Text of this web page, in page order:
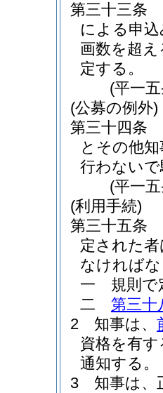
第三十三条
による申
画数を超
定する。
(平一
(公募の例外)
第三十四条
とその他
行わない
(平一
(利用手続)
第三十五条
定された
なければ
一
規則で
二
第三十
2
知事は、
資格を有
通知する。
3
知事は、